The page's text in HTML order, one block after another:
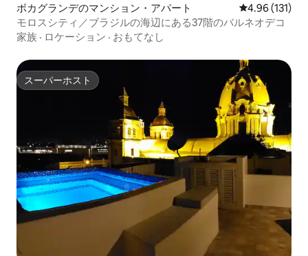
ボカグランデのマンション・アパート レビュー131
4.96 (131)
モロスシティ／ブラジルの海辺にある37階のバルネオデコ
家族 · ロケーション · おもてなし
スーパーホスト
スーパーホスト